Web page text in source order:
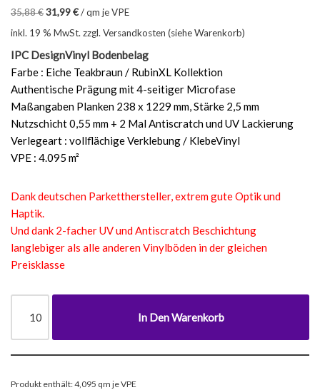
35,88€31,99€/qm je VPE
inkl. 19 % MwSt. zzgl. Versandkosten (siehe Warenkorb)
IPC DesignVinyl Bodenbelag
Farbe : Eiche Teakbraun / RubinXL Kollektion
Authentische Prägung mit 4-seitiger Microfase
Maßangaben Planken 238 x 1229 mm, Stärke 2,5 mm
Nutzschicht 0,55 mm + 2 Mal Antiscratch und UV Lackierung
Verlegeart : vollflächige Verklebung / KlebeVinyl
VPE : 4.095 m²
Dank deutschen Parketthersteller, extrem gute Optik und
Haptik.
Und dank 2-facher UV und Antiscratch Beschichtung
langlebiger als alle anderen Vinylböden in der gleichen
Preisklasse
In Den Warenkorb
Produkt enthält: 4,095 qm je VPE